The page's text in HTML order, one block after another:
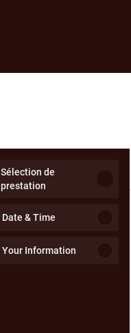
Sélection de
prestation
Date & Time
Your Information